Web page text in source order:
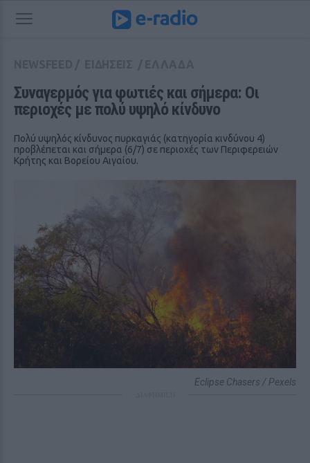
Συναγερμός για φωτιές και σήμερα: Οι
περιοχές με πολύ υψηλό κίνδυνο
Πολύ υψηλός κίνδυνος πυρκαγιάς (κατηγορία κινδύνου 4)
προβλέπεται και σήμερα (6/7) σε περιοχές των Περιφερειών
Κρήτης και Βορείου Αιγαίου.
Eclipse Chasers / Pexels